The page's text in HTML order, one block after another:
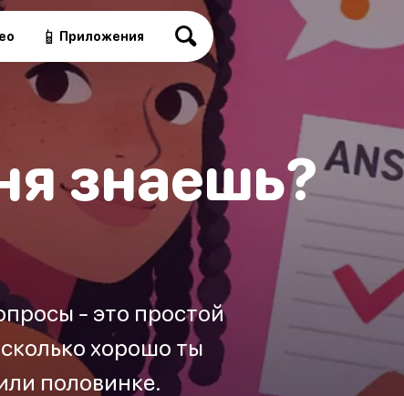
📱 Приложения
знаешь?
- это простой
хорошо ты
половинке.